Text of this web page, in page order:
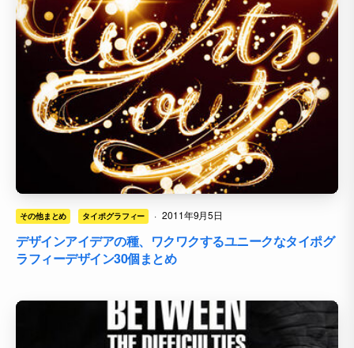
その他まとめ タイポグラフィー · 2011年9月5日
デザインアイデアの種、ワクワクするユニークなタイポグ
ラフィーデザイン30個まとめ